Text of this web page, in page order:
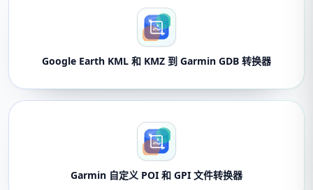
Google Earth KML 和 KMZ 到 Garmin GDB 转换器
Garmin 自定义 POI 和 GPI 文件转换器